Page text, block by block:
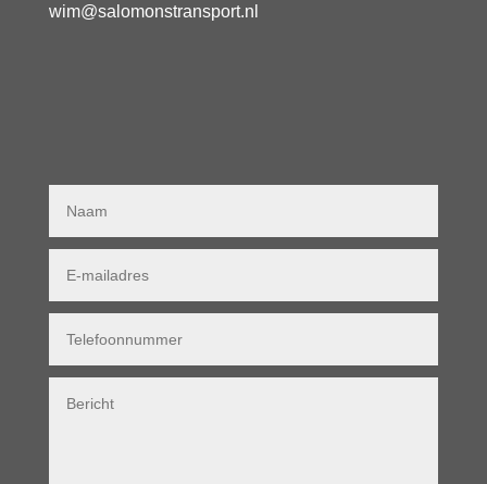
wim@salomonstransport.nl